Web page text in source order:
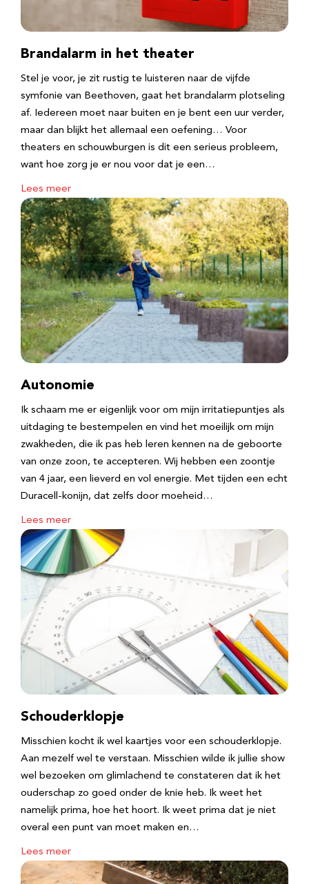
Brandalarm in het theater
Stel je voor, je zit rustig te luisteren naar de vijfde
symfonie van Beethoven, gaat het brandalarm plotseling
af. Iedereen moet naar buiten en je bent een uur verder,
maar dan blijkt het allemaal een oefening… Voor
theaters en schouwburgen is dit een serieus probleem,
want hoe zorg je er nou voor dat je een…
Lees meer
Autonomie
Ik schaam me er eigenlijk voor om mijn irritatiepuntjes als
uitdaging te bestempelen en vind het moeilijk om mijn
zwakheden, die ik pas heb leren kennen na de geboorte
van onze zoon, te accepteren. Wij hebben een zoontje
van 4 jaar, een lieverd en vol energie. Met tijden een echt
Duracell-konijn, dat zelfs door moeheid…
Lees meer
Schouderklopje
Misschien kocht ik wel kaartjes voor een schouderklopje.
Aan mezelf wel te verstaan. Misschien wilde ik jullie show
wel bezoeken om glimlachend te constateren dat ik het
ouderschap zo goed onder de knie heb. Ik weet het
namelijk prima, hoe het hoort. Ik weet prima dat je niet
overal een punt van moet maken en…
Lees meer